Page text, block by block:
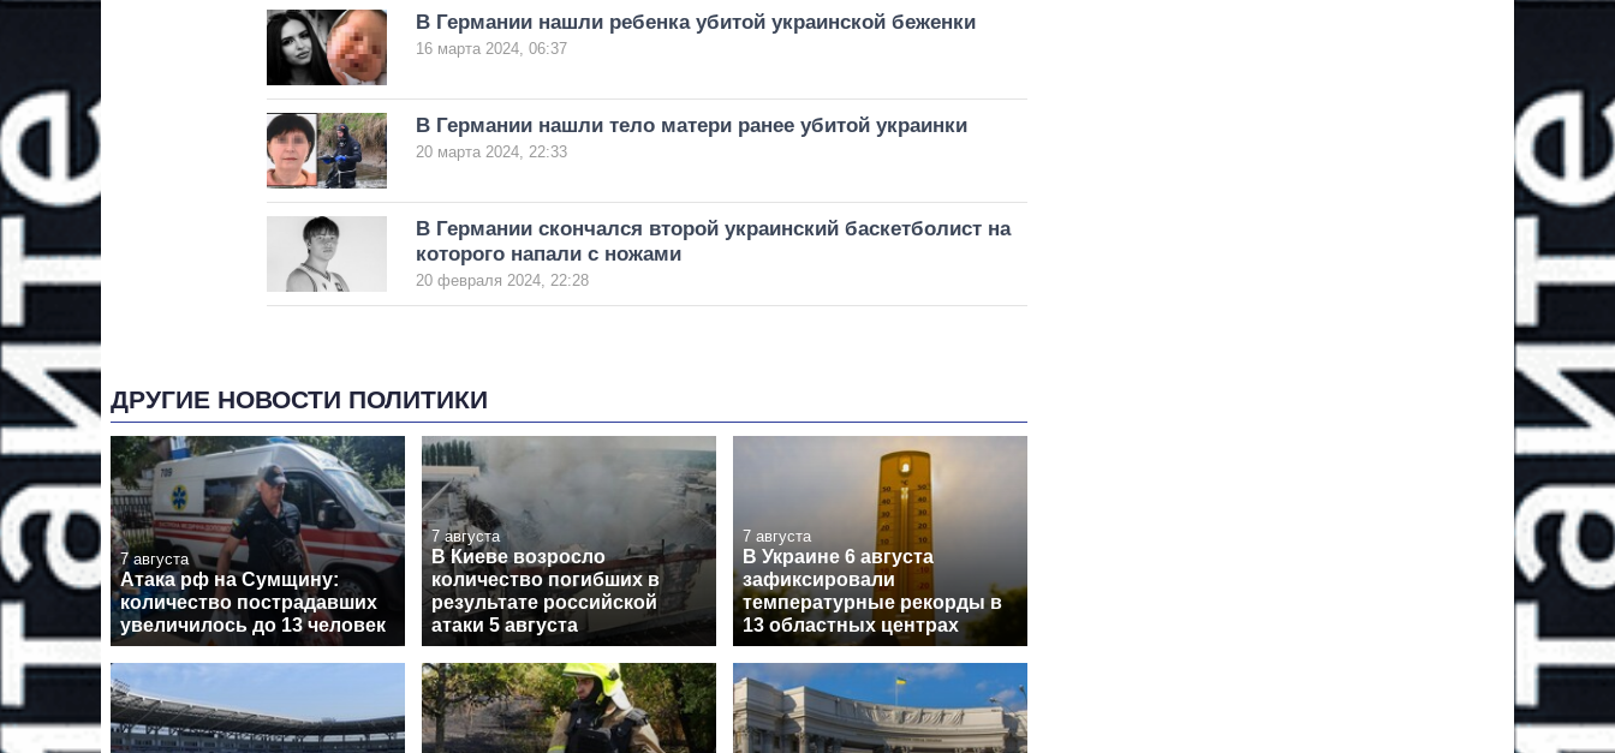
В Германии нашли ребенка убитой украинской беженки
16 марта 2024, 06:37
В Германии нашли тело матери ранее убитой украинки
20 марта 2024, 22:33
В Германии скончался второй украинский баскетболист на
которого напали с ножами
20 февраля 2024, 22:28
ДРУГИЕ НОВОСТИ ПОЛИТИКИ
7 августа
Атака рф на Сумщину:
количество пострадавших
увеличилось до 13 человек
7 августа
В Киеве возросло
количество погибших в
результате российской
атаки 5 августа
7 августа
В Украине 6 августа
зафиксировали
температурные рекорды в
13 областных центрах